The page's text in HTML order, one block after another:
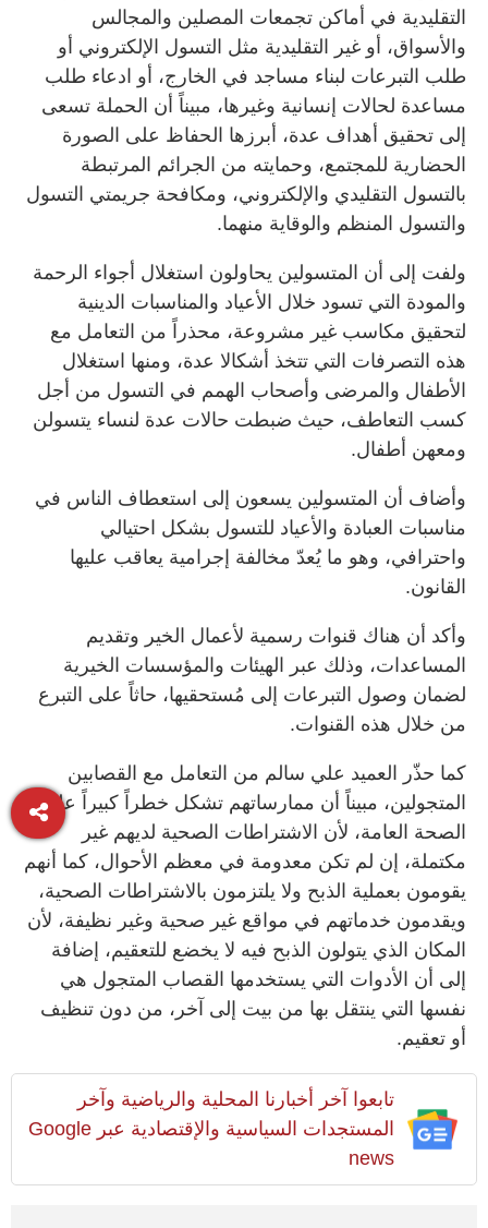
التقليدية في أماكن تجمعات المصلين والمجالس
والأسواق، أو غير التقليدية مثل التسول الإلكتروني أو
طلب التبرعات لبناء مساجد في الخارج، أو ادعاء طلب
مساعدة لحالات إنسانية وغيرها، مبيناً أن الحملة تسعى
إلى تحقيق أهداف عدة، أبرزها الحفاظ على الصورة
الحضارية للمجتمع، وحمايته من الجرائم المرتبطة
بالتسول التقليدي والإلكتروني، ومكافحة جريمتي التسول
والتسول المنظم والوقاية منهما.
ولفت إلى أن المتسولين يحاولون استغلال أجواء الرحمة
والمودة التي تسود خلال الأعياد والمناسبات الدينية
لتحقيق مكاسب غير مشروعة، محذراً من التعامل مع
هذه التصرفات التي تتخذ أشكالا عدة، ومنها استغلال
الأطفال والمرضى وأصحاب الهمم في التسول من أجل
كسب التعاطف، حيث ضبطت حالات عدة لنساء يتسولن
ومعهن أطفال.
وأضاف أن المتسولين يسعون إلى استعطاف الناس في
مناسبات العبادة والأعياد للتسول بشكل احتيالي
واحترافي، وهو ما يُعدّ مخالفة إجرامية يعاقب عليها
القانون.
وأكد أن هناك قنوات رسمية لأعمال الخير وتقديم
المساعدات، وذلك عبر الهيئات والمؤسسات الخيرية
لضمان وصول التبرعات إلى مُستحقيها، حاثاً على التبرع
من خلال هذه القنوات.
كما حذّر العميد علي سالم من التعامل مع القصابين
المتجولين، مبيناً أن ممارساتهم تشكل خطراً كبيراً على
الصحة العامة، لأن الاشتراطات الصحية لديهم غير
مكتملة، إن لم تكن معدومة في معظم الأحوال، كما أنهم
يقومون بعملية الذبح ولا يلتزمون بالاشتراطات الصحية،
ويقدمون خدماتهم في مواقع غير صحية وغير نظيفة، لأن
المكان الذي يتولون الذبح فيه لا يخضع للتعقيم، إضافة
إلى أن الأدوات التي يستخدمها القصاب المتجول هي
نفسها التي ينتقل بها من بيت إلى آخر، من دون تنظيف
أو تعقيم.
تابعوا آخر أخبارنا المحلية والرياضية وآخر
المستجدات السياسية والإقتصادية عبر Google
news